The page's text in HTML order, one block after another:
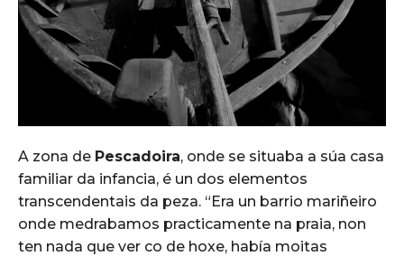
A zona de Pescadoira, onde se situaba a súa casa
familiar da infancia, é un dos elementos
transcendentais da peza. “Era un barrio mariñeiro
onde medrabamos practicamente na praia, non
ten nada que ver co de hoxe, había moitas